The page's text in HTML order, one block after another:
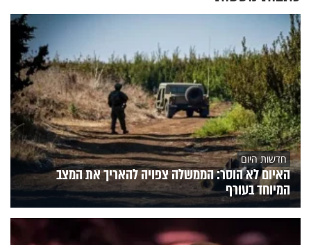
חדשות היום
האיום לא הוסר: הממשלה צפויה להאריך את המצב
המיוחד בעורף